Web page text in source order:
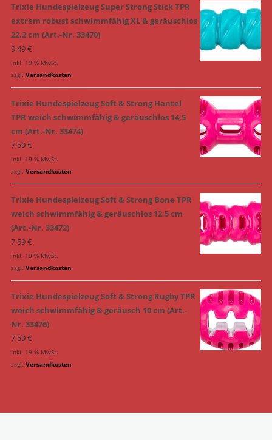
Trixie Hundespielzeug Super Strong Stick TPR
extrem robust schwimmfähig XL & geräuschlos
22,2 cm (Art.-Nr. 33470)
9,49€
inkl. 19 % MwSt.
zzgl. Versandkosten
Trixie Hundespielzeug Soft & Strong Hantel
TPR weich schwimmfähig & geräuschlos 14,5
cm (Art.-Nr. 33474)
7,59€
inkl. 19 % MwSt.
zzgl. Versandkosten
Trixie Hundespielzeug Soft & Strong Bone TPR
weich schwimmfähig & geräuschlos 12,5 cm
(Art.-Nr. 33472)
7,59€
inkl. 19 % MwSt.
zzgl. Versandkosten
Trixie Hundespielzeug Soft & Strong Rugby TPR
weich schwimmfähig & geräusch 10 cm (Art.-
Nr. 33476)
7,59€
inkl. 19 % MwSt.
zzgl. Versandkosten